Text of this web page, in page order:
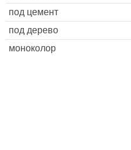
под цемент
под дерево
моноколор